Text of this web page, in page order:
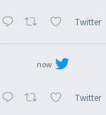
Twitter
now
Twitter